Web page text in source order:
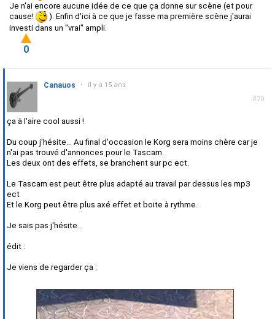
Je n'ai encore aucune idée de ce que ça donne sur scène (et pour
cause!
). Enfin d'ici à ce que je fasse ma première scène j'aurai
investi dans un "vrai" ampli.
0
#20
Canauos • il y a 15 ans
ça à l'aire cool aussi !
Du coup j'hésite... Au final d'occasion le Korg sera moins chère car je
n'ai pas trouvé d'annonces pour le Tascam.
Les deux ont des effets, se branchent sur pc ect.
Le Tascam est peut être plus adapté au travail par dessus les mp3
ect
Et le Korg peut être plus axé effet et boite à rythme.
Je sais pas j'hésite...
édit :
Je viens de regarder ça :